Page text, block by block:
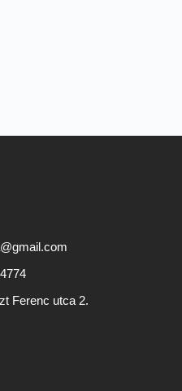
Ferenc utca 2.